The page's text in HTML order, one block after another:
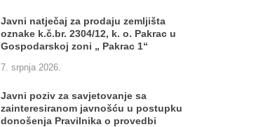
Javni natječaj za prodaju zemljišta
oznake k.č.br. 2304/12, k. o. Pakrac u
Gospodarskoj zoni „ Pakrac 1“
7. srpnja 2026.
Javni poziv za savjetovanje sa
zainteresiranom javnošću u postupku
donošenja Pravilnika o provedbi